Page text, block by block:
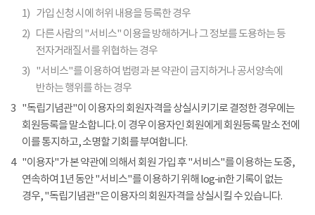
1) 가입 신청 시에 허위 내용을 등록한 경우
2) 다른 사람의 "서비스" 이용을 방해하거나 그 정보를 도용하는 등
전자거래질서를 위협하는 경우
3) "서비스"를 이용하여 법령과 본 약관이 금지하거나 공서양속에
반하는 행위를 하는 경우
3 "독립기념관"이 이용자의 회원자격을 상실시키기로 결정한 경우에는
회원등록을 말소합니다. 이 경우 이용자인 회원에게 회원등록 말소 전에
이를 통지하고, 소명할 기회를 부여합니다.
4
"이용자"가 본 약관에 의해서 회원 가입 후 "서비스"를 이용하는 도중,
연속하여 1년 동안 "서비스"를 이용하기 위해 log-in한 기록이 없는
경우, "독립기념관"은 이용자의 회원자격을 상실시킬 수 있습니다.